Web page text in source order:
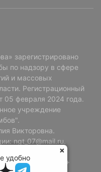
зарегистрировано
по надзору в сфере
и массовых
Регистрационный
февраля 2024 года.
учреждение
Викторовна.
ngt_07@mail.ru.
37.
материалы 18+
удобно